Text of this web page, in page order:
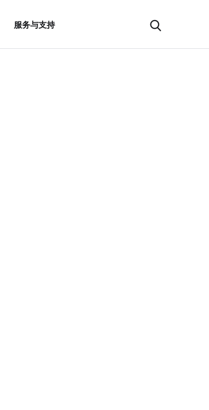
服务与支持